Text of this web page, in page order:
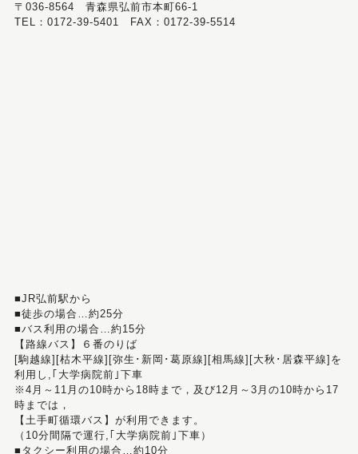
〒036-8564 青森県弘前市本町66-1
TEL：0172-39-5401 FAX：0172-39-5514
■JR弘前駅から
■徒歩の場合…約25分
■バス利用の場合…約15分
【路線バス】６番のりば
[駒越線][枯木平線][弥生･新岡･葛原線][相馬線][大秋･居森平線]を
利用し,｢大学病院前｣下車
※4月～11月の10時から18時まで，及び12月～3月の10時から17
時までは，
【土手町循環バス】が利用できます。
（10分間隔で運行,｢大学病院前｣下車）
■タクシー利用の場合…約10分